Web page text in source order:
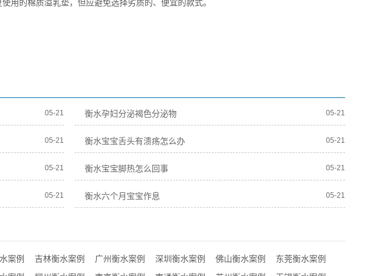
用的棉质溢乳垫，但应避免选择劣质的、便宜的款式。
05-21 衡水孕妇分泌褐色分泌物 05-21
05-21 衡水宝宝舌头有溃疡怎么办 05-21
05-21 衡水宝宝脚热怎么回事 05-21
05-21 衡水六个月宝宝作息 05-21
案例 吉林衡水案例 广州衡水案例 深圳衡水案例 佛山衡水案例
东莞衡水案例